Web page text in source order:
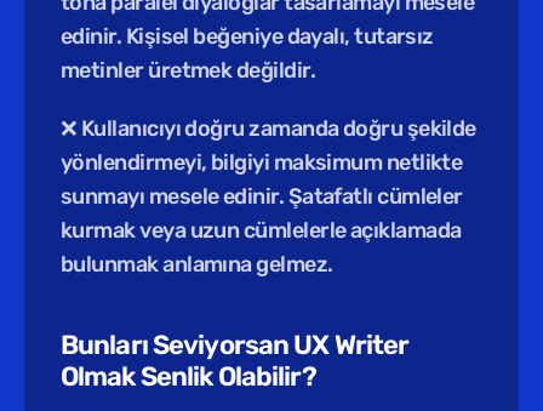
edinir. Kişisel beğeniye dayalı, tutarsız
metinler üretmek değildir.
❌ Kullanıcıyı doğru zamanda doğru şekilde
yönlendirmeyi, bilgiyi maksimum netlikte
sunmayı mesele edinir. Şatafatlı cümleler
kurmak veya uzun cümlelerle açıklamada
bulunmak anlamına gelmez.
Bunları Seviyorsan UX Writer
Olmak Senlik Olabilir?